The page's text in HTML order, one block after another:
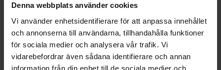
Denna webbplats använder cookies
Vi använder enhetsidentifierare för att anpassa innehållet
och annonserna till användarna, tillhandahålla funktioner
för sociala medier och analysera vår trafik. Vi
vidarebefordrar även sådana identifierare och annan
information från din enhet till de sociala medier och
Midbec reatapeter ,Reatapeter ,